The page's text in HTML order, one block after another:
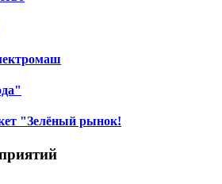
"Зелёный рынок!